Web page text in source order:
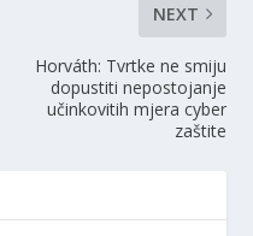
NEXT
Horváth: Tvrtke ne smiju
dopustiti nepostojanje
učinkovitih mjera cyber
zaštite